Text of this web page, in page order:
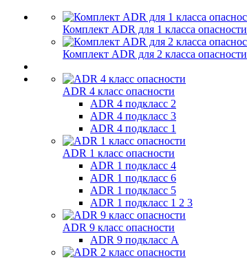
Комплект ADR для 1 класса опасности
Комплект ADR для 2 класса опасности
ADR 4 класс опасности
ADR 4 подкласс 2
ADR 4 подкласс 3
ADR 4 подкласс 1
ADR 1 класс опасности
ADR 1 подкласс 4
ADR 1 подкласс 6
ADR 1 подкласс 5
ADR 1 подкласс 1 2 3
ADR 9 класс опасности
ADR 9 подкласс A